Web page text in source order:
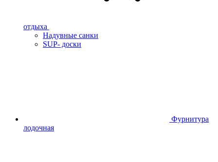
отдыха
Надувные санки
SUP- доски
Фурнитура
лодочная